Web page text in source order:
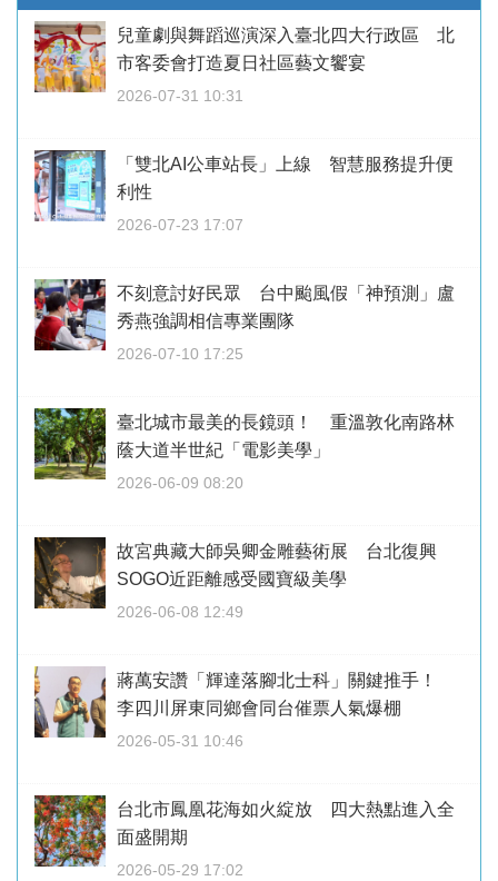
兒童劇與舞蹈巡演深入臺北四大行政區 北
市客委會打造夏日社區藝文饗宴
2026-07-31 10:31
「雙北AI公車站長」上線 智慧服務提升便
利性
2026-07-23 17:07
不刻意討好民眾 台中颱風假「神預測」盧
秀燕強調相信專業團隊
2026-07-10 17:25
臺北城市最美的長鏡頭！ 重溫敦化南路林
蔭大道半世紀「電影美學」
2026-06-09 08:20
故宮典藏大師吳卿金雕藝術展 台北復興
SOGO近距離感受國寶級美學
2026-06-08 12:49
蔣萬安讚「輝達落腳北士科」關鍵推手！
李四川屏東同鄉會同台催票人氣爆棚
2026-05-31 10:46
台北市鳳凰花海如火綻放 四大熱點進入全
面盛開期
2026-05-29 17:02